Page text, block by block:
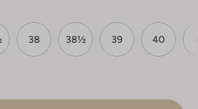
38 38½ 39 40